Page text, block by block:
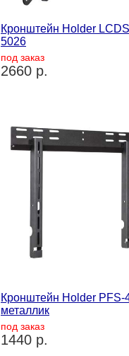
Кронштейн Holder
5026
под заказ
2660 р.
Кронштейн Holder PFS-
металлик
под заказ
1440 р.